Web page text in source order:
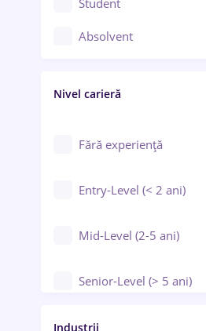
Controlul calității
Educație / Training / Arte
Student
Absolvent
Nivel carieră
Fără experiență
Entry-Level (< 2 ani)
Mid-Level (2-5 ani)
Senior-Level (> 5 ani)
Manager / Executiv
Industrii